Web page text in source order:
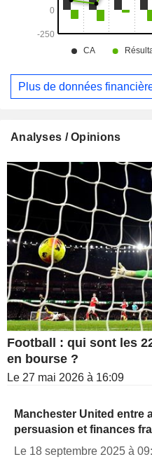
Plus de données
Analyses / Opinions
Football : qui sont les
en bourse ?
Le 27 mai 2026 à 16:09
Manchester United entre
persuasion et finances
Le 18 septembre 2025 à